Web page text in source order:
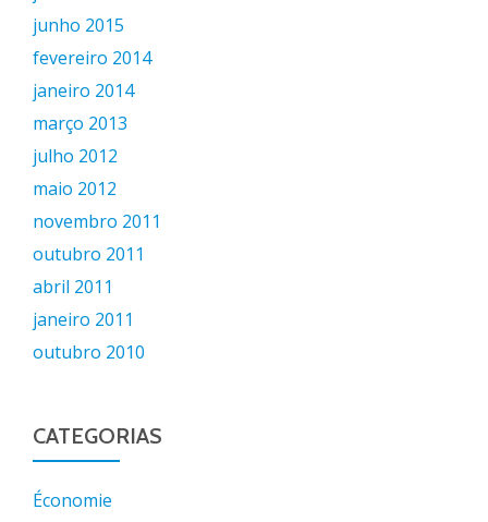
junho 2015
fevereiro 2014
janeiro 2014
março 2013
julho 2012
maio 2012
novembro 2011
outubro 2011
abril 2011
janeiro 2011
outubro 2010
CATEGORIAS
Économie